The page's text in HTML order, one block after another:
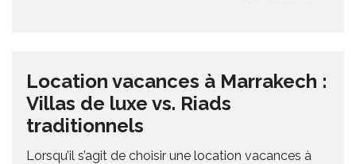
Location vacances à Marrakech :
Villas de luxe vs. Riads
traditionnels
Lorsqu’il s’agit de choisir une location vacances à